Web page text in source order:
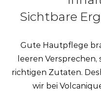
Sichtbare
​Gute Hautpflege
leeren Versprechen,
richtigen Zutaten.
wir bei